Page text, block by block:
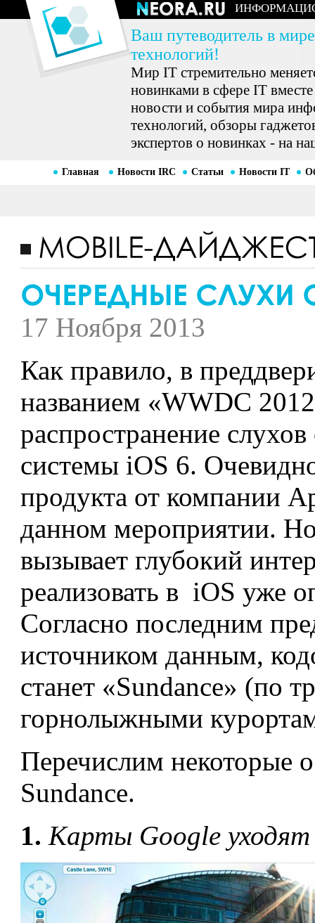
Ваш путеводитель в
технологий!
Мир IT стремительно
новинками в сфере IT
новости и события мира
технологий, обзоры
экспертов о новинках - на
Главная Новости IRC Статьи Новости IT
17 Ноября 2013
Как правило, в
названием «WWDC
распространение
системы iOS 6.
продукта от компании
данном мероприятии.
вызывает глубокий
реализовать в iOS уже
Согласно последним
источником данным,
станет «Sundance» (по
горнолыжными
Перечислим некоторые
Sundance.
1. Карты Google